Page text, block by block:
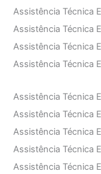
Assistência Técnica
Assistência Técnica
Assistência Técnica
Assistência Técnica
Assistência Técnica
Assistência Técnica
Assistência Técnica
Assistência Técnica
Assistência Técnica